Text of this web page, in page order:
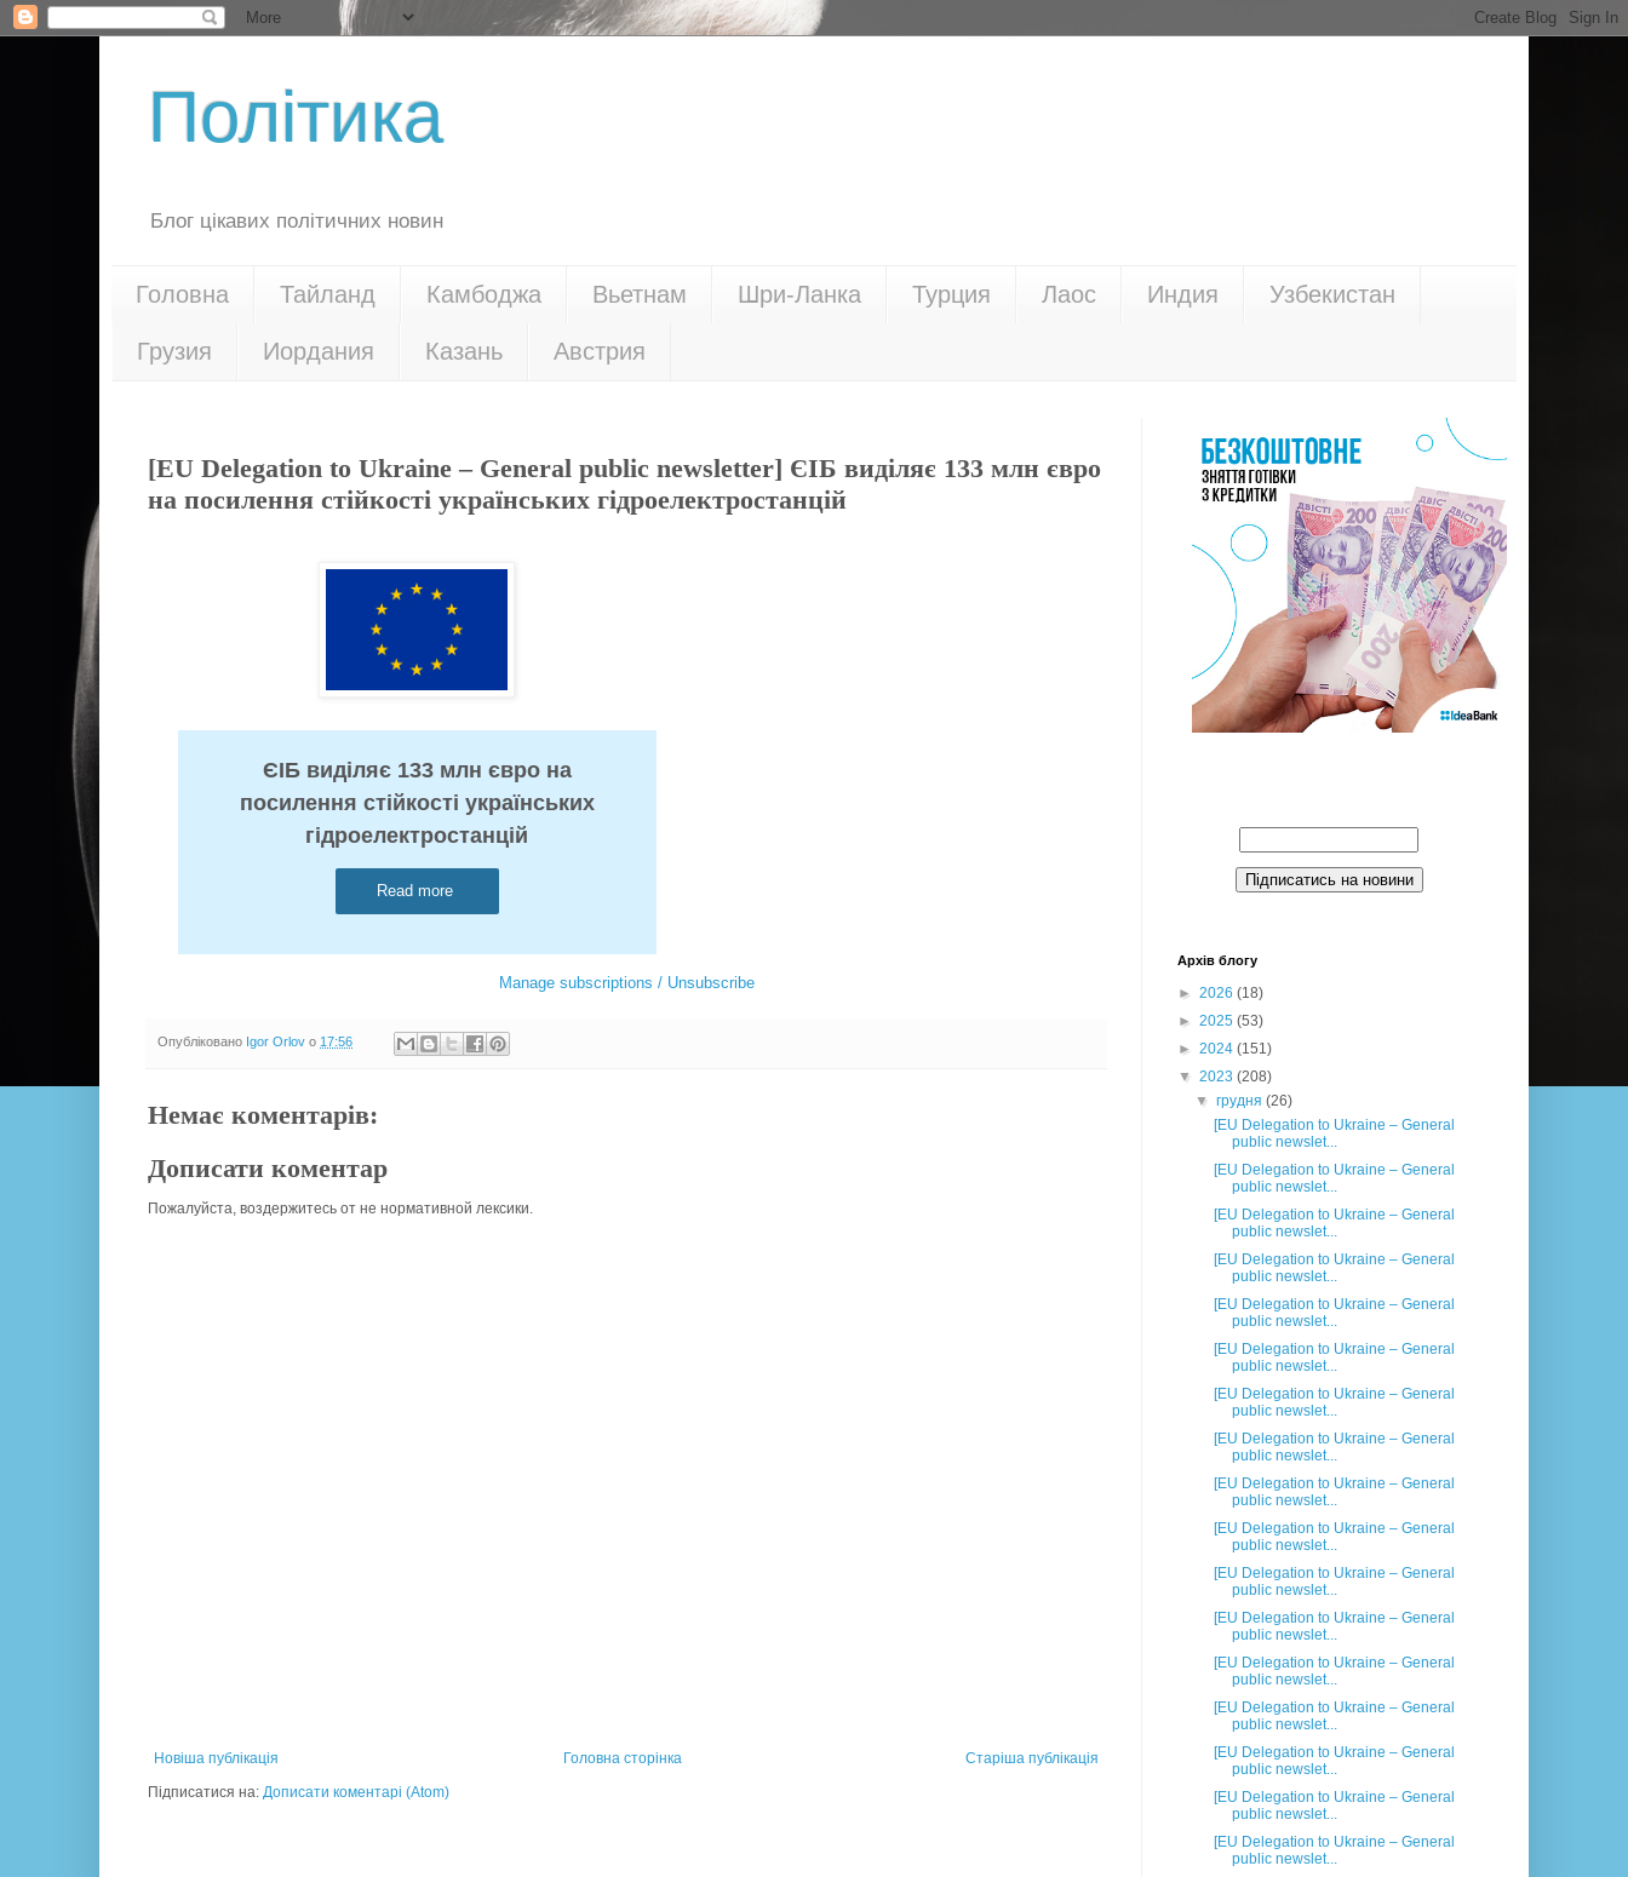
Політика
Блог цікавих політичних новин
Головна Тайланд Камбоджа Вьетнам Шри-Ланка Турция Лаос Индия Узбекистан
Грузия Иордания Казань Австрия
[EU Delegation to Ukraine – General public newsletter] ЄІБ виділяє 133 млн євро
на посилення стійкості українських гідроелектростанцій
ЄІБ виділяє 133 млн євро на
посилення стійкості українських
гідроелектростанцій
Read more
Manage subscriptions / Unsubscribe
Опубліковано Igor Orlov о 17:56
Немає коментарів:
Дописати коментар
Пожалуйста, воздержитесь от не нормативной лексики.
Новіша публікація Старіша публікація
Головна сторінка
Підписатися на: Дописати коментарі (Atom)
Архів блогу
► 2026 (18)
► 2025 (53)
► 2024 (151)
▼ 2023 (208)
▼грудня(26)
[EU Delegation to Ukraine – General
public newslet...
[EU Delegation to Ukraine – General
public newslet...
[EU Delegation to Ukraine – General
public newslet...
[EU Delegation to Ukraine – General
public newslet...
[EU Delegation to Ukraine – General
public newslet...
[EU Delegation to Ukraine – General
public newslet...
[EU Delegation to Ukraine – General
public newslet...
[EU Delegation to Ukraine – General
public newslet...
[EU Delegation to Ukraine – General
public newslet...
[EU Delegation to Ukraine – General
public newslet...
[EU Delegation to Ukraine – General
public newslet...
[EU Delegation to Ukraine – General
public newslet...
[EU Delegation to Ukraine – General
public newslet...
[EU Delegation to Ukraine – General
public newslet...
[EU Delegation to Ukraine – General
public newslet...
[EU Delegation to Ukraine – General
public newslet...
[EU Delegation to Ukraine – General
public newslet...